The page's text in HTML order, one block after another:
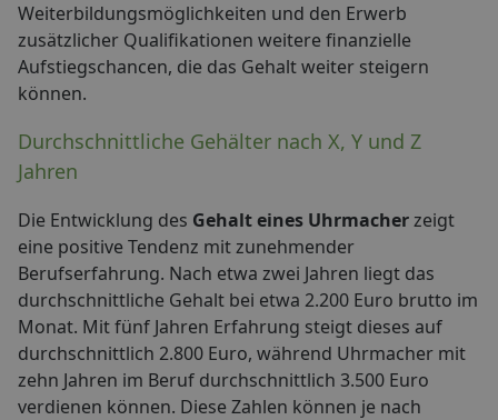
Weiterbildungsmöglichkeiten und den Erwerb
zusätzlicher Qualifikationen weitere finanzielle
Aufstiegschancen, die das Gehalt weiter steigern
können.
Durchschnittliche Gehälter nach X, Y und Z
Jahren
Die Entwicklung des Gehalt eines Uhrmacherzeigt
eine positive Tendenz mit zunehmender
Berufserfahrung. Nach etwa zwei Jahren liegt das
durchschnittliche Gehalt bei etwa 2.200 Euro brutto im
Monat. Mit fünf Jahren Erfahrung steigt dieses auf
durchschnittlich 2.800 Euro, während Uhrmacher mit
zehn Jahren im Beruf durchschnittlich 3.500 Euro
verdienen können. Diese Zahlen können je nach